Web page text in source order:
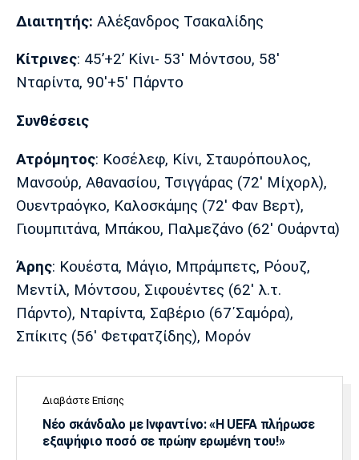
Διαιτητής: Αλέξανδρος Τσακαλίδης
Κίτρινες: 45’+2’ Κίνι- 53' Μόντσου, 58'
Νταρίντα, 90'+5' Πάρντο
Συνθέσεις
Ατρόμητος: Κοσέλεφ, Κίνι, Σταυρόπουλος,
Μανσούρ, Αθανασίου, Τσιγγάρας (72' Μίχορλ),
Ουεντραόγκο, Καλοσκάμης (72' Φαν Βερτ),
Γιουμπιτάνα, Μπάκου, Παλμεζάνο (62' Ουάρντα)
Άρης: Κουέστα, Μάγιο, Μπράμπετς, Ρόουζ,
Μεντίλ, Μόντσου, Σιφουέντες (62' λ.τ.
Πάρντο), Νταρίντα, Σαβέριο (67΄Σαμόρα),
Σπίκιτς (56' Φετφατζίδης), Μορόν
Διαβάστε Επίσης
Νέο σκάνδαλο με Ινφαντίνο: «Η UEFA πλήρωσε
εξαψήφιο ποσό σε πρώην ερωμένη του!»